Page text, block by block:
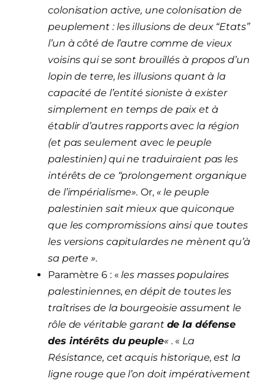
colonisation active, une colonisation de
peuplement : les illusions de deux “Etats”
l’un à côté de l’autre comme de vieux
voisins qui se sont brouillés à propos d’un
lopin de terre, les illusions quant à la
capacité de l’entité sioniste à exister
simplement en temps de paix et à
établir d’autres rapports avec la région
(et pas seulement avec le peuple
palestinien) qui ne traduiraient pas les
intérêts de ce “prolongement organique
de l’impérialisme». Or, « le peuple
palestinien sait mieux que quiconque
que les compromissions ainsi que toutes
les versions capitulardes ne mènent qu’à
sa perte ».
Paramètre 6 : «les masses populaires
palestiniennes, en dépit de toutes les
traîtrises de la bourgeoisie assument le
rôle de véritable garant de la défense
des intérêts du peuple« . « La
Résistance, cet acquis historique, est la
ligne rouge que l’on doit impérativement